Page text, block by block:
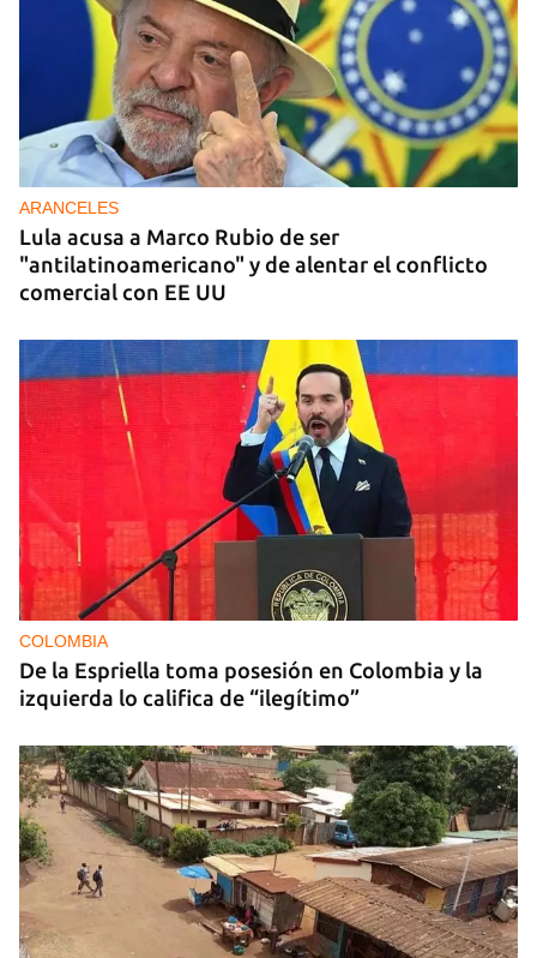
ARANCELES
Lula acusa a Marco Rubio de ser
"antilatinoamericano" y de alentar el conflicto
comercial con EE UU
COLOMBIA
De la Espriella toma posesión en Colombia y la
izquierda lo califica de “ilegítimo”